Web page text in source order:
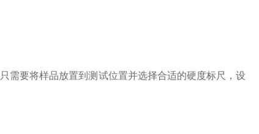
要将样品放置到测试位置并选择合适的硬度标尺，设